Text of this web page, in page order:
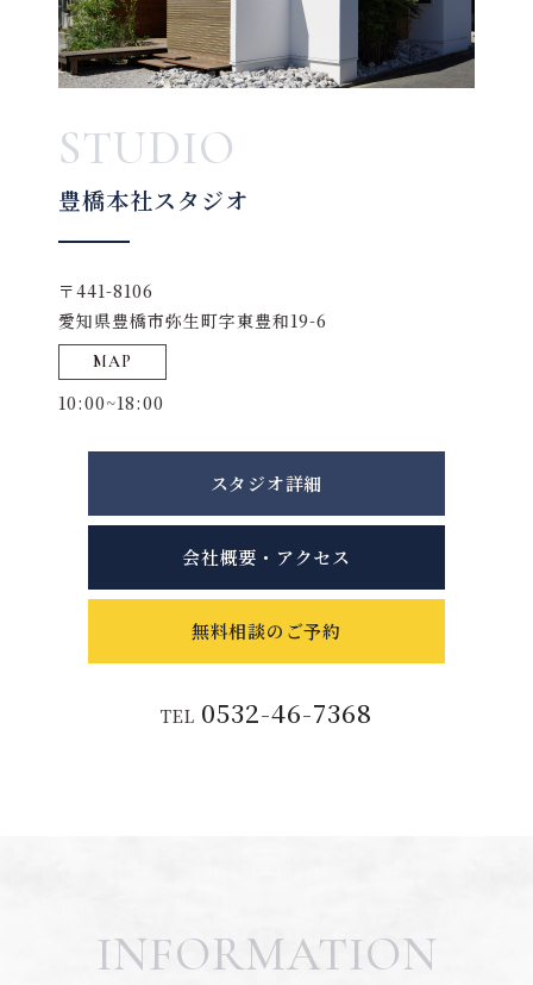
STUDIO
豊橋本社スタジオ
〒441-8106
愛知県豊橋市弥生町字東豊和19-6
MAP
10:00~18:00
スタジオ詳細
会社概要・アクセス
無料相談のご予約
TEL 0532-46-7368
INFORMATION